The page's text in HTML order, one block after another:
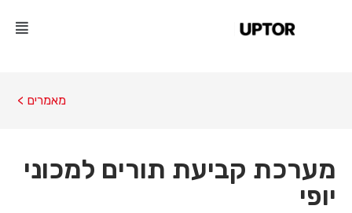
מאמרים >
מערכת קביעת תורים למכוני
יופי